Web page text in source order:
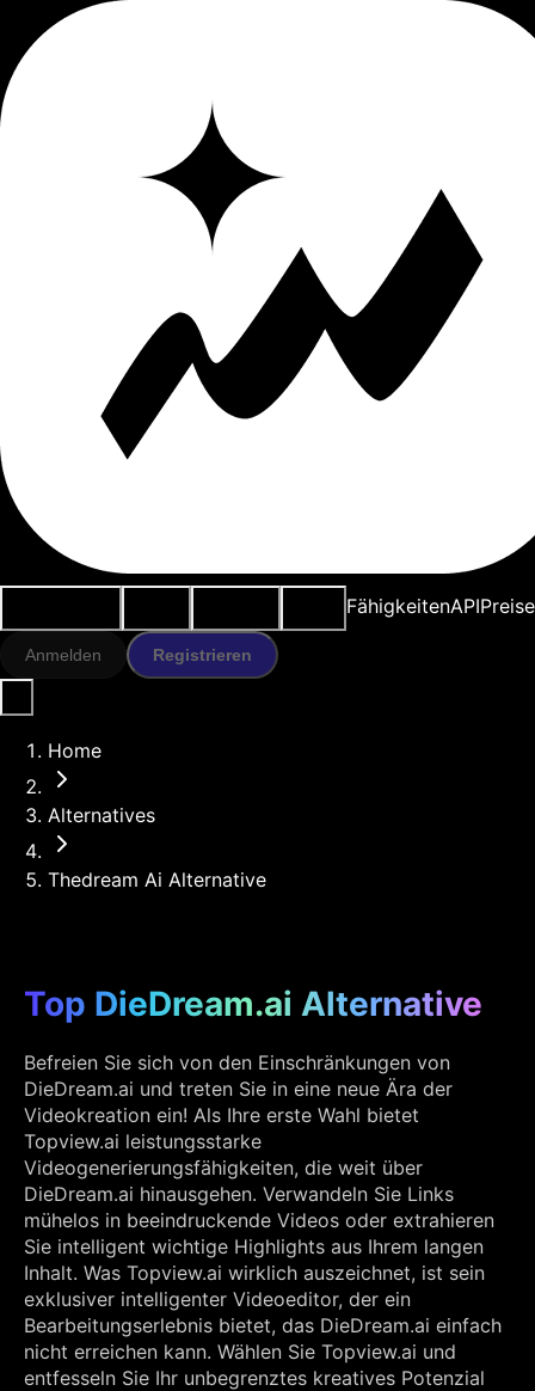
FähigkeitenAPIPreise
Anmelden Registrieren
Home
Alternatives
Thedream Ai Alternative
Top DieDream.ai Alternative
Befreien Sie sich von den Einschränkungen von
DieDream.ai und treten Sie in eine neue Ära der
Videokreation ein! Als Ihre erste Wahl bietet
Topview.ai leistungsstarke
Videogenerierungsfähigkeiten, die weit über
DieDream.ai hinausgehen. Verwandeln Sie Links
mühelos in beeindruckende Videos oder extrahieren
Sie intelligent wichtige Highlights aus Ihrem langen
Inhalt. Was Topview.ai wirklich auszeichnet, ist sein
exklusiver intelligenter Videoeditor, der ein
Bearbeitungserlebnis bietet, das DieDream.ai einfach
nicht erreichen kann. Wählen Sie Topview.ai und
entfesseln Sie Ihr unbegrenztes kreatives Potenzial